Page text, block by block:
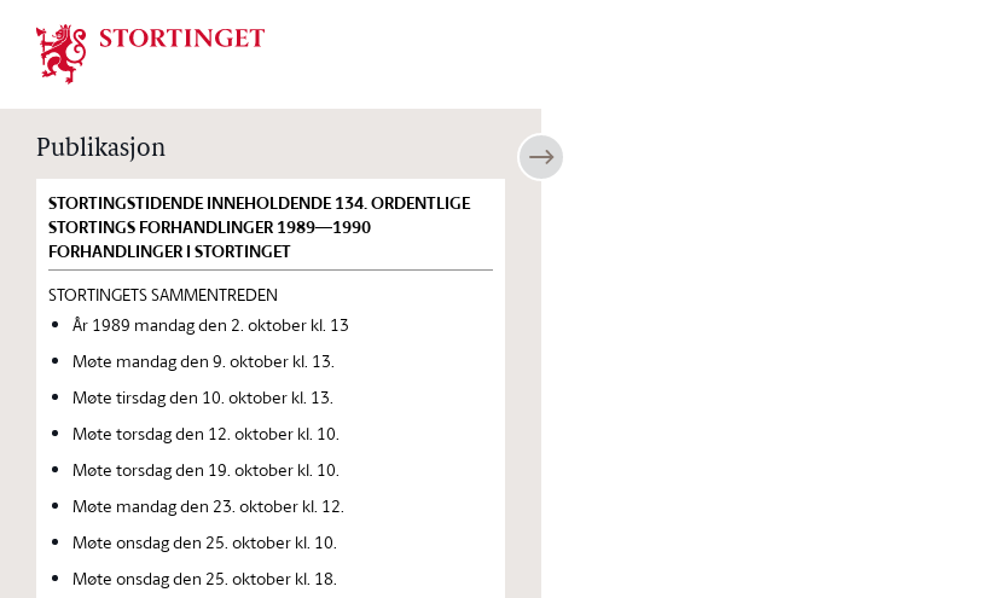
Stortinget.no
Publikasjon
STORTINGSTIDENDE INNEHOLDENDE 134. ORDENTLIGE
STORTINGS FORHANDLINGER 1989—1990
FORHANDLINGER I STORTINGET
STORTINGETS SAMMENTREDEN
År 1989 mandag den 2. oktober kl. 13
Møte mandag den 9. oktober kl. 13.
Møte tirsdag den 10. oktober kl. 13.
Møte torsdag den 12. oktober kl. 10.
Møte torsdag den 19. oktober kl. 10.
Møte mandag den 23. oktober kl. 12.
Møte onsdag den 25. oktober kl. 10.
Møte onsdag den 25. oktober kl. 18.